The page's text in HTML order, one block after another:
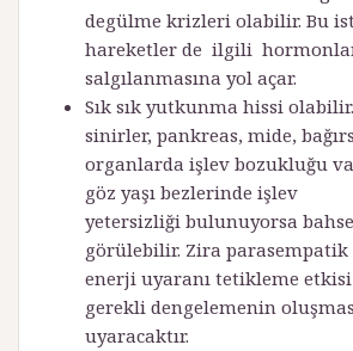
degülme krizleri olabilir. Bu
hareketler de ilgili
salgılanmasına yol açar.
Sık sık yutkunma hissi
sinirler, pankreas, mide,
organlarda işlev bozukluğu
göz yaşı bezlerinde işlev
yetersizliği bulunuyorsa
görülebilir. Zira parasempatik
enerji uyaranı tetikleme etkisi
gerekli dengelemenin
uyaracaktır.